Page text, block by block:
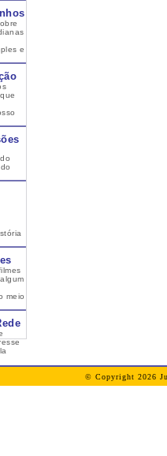
e
meio
© Copyright 2026